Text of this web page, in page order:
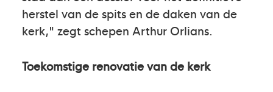
herstel van de spits en de daken van de
kerk," zegt schepen Arthur Orlians.
Toekomstige renovatie van de kerk